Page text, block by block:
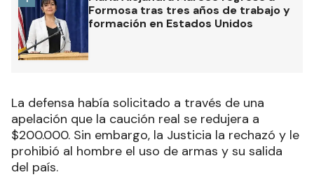
Formosa tras tres años de trabajo y
formación en Estados Unidos
La defensa había solicitado a través de una
apelación que la caución real se redujera a
$200.000. Sin embargo, la Justicia la rechazó y le
prohibió al hombre el uso de armas y su salida
del país.